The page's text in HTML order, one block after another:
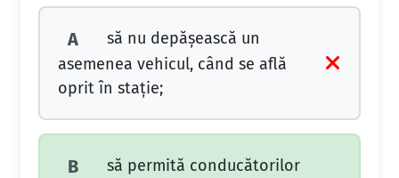
A
să nu depășească un
asemenea vehicul, când se află
oprit în stație;
B
să permită conducătorilor